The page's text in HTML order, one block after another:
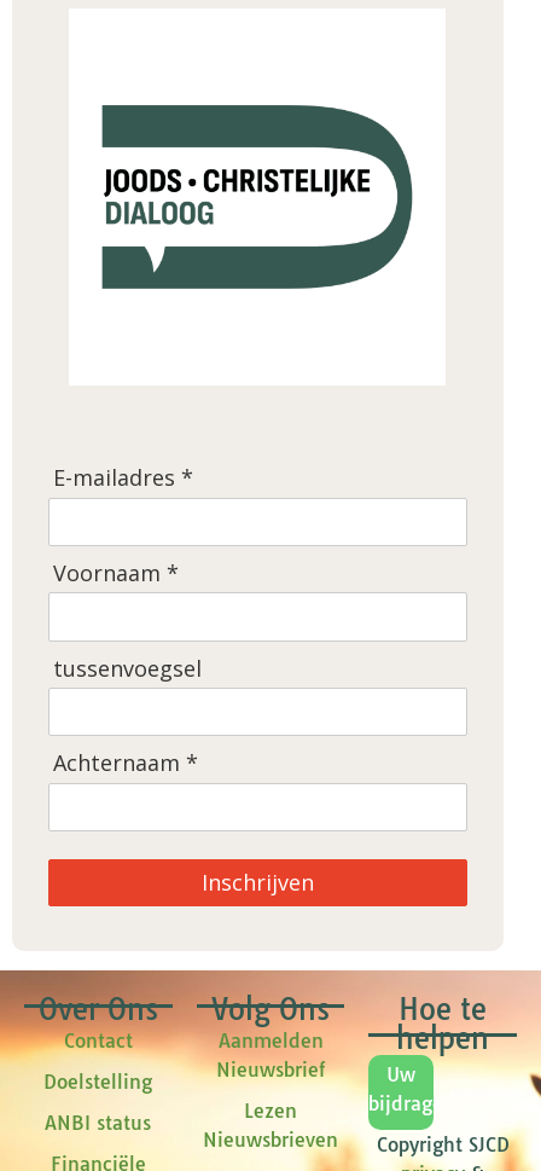
E-mailadres *
Voornaam *
tussenvoegsel
Achternaam *
Inschrijven
Over Ons
Contact
Doelstelling
ANBI status
Financiële
Volg Ons
Aanmelden
Nieuwsbrief
Lezen
Nieuwsbrieven
Hoe te
helpen
Uw
bijdrage
Copyright SJCD